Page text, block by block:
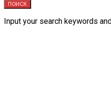
ПОИСК
Input your search keywords